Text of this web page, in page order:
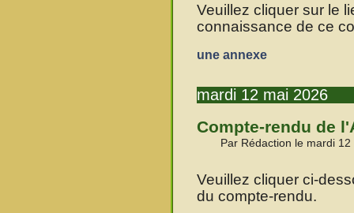
Veuillez cliquer sur le
connaissance de ce
une annexe
mardi 12 mai 2026
Compte-rendu de
Par Rédaction le mardi
Veuillez cliquer ci-
du compte-rendu.